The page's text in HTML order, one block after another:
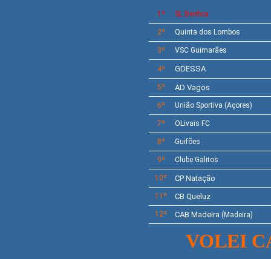
1º SL Benfica
2º Quinta dos Lombos
3º VSC Guimarães
4º GDESSA
5º AD Vagos
6º União Sportiva (Açores)
7º OLivais FC
8º Guifões
9º Clube Galitos
10º CP Natação
11º CB Queluz
12º CAB Madeira (Madeira)
VOLEI